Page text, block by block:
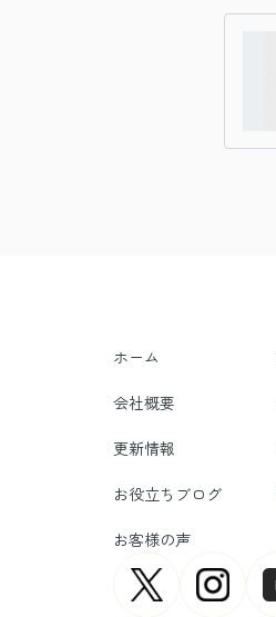
ホーム
会社概要
更新情報
お役立ちブログ
お客様の声